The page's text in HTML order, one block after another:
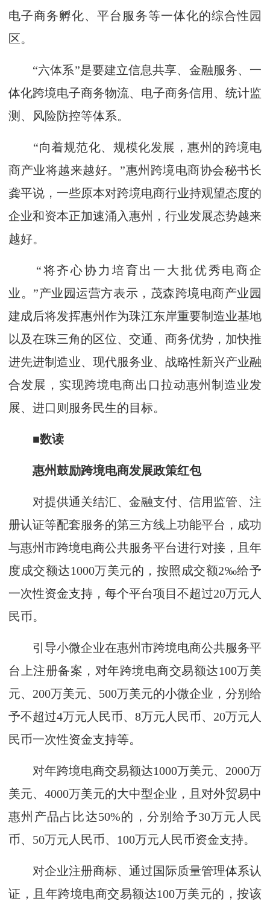
电子商务孵化、平台服务等一体化的综合性园
区。
“六体系”是要建立信息共享、金融服务、一
体化跨境电子商务物流、电子商务信用、统计监
测、风险防控等体系。
“向着规范化、规模化发展，惠州的跨境电
商产业将越来越好。”惠州跨境电商协会秘书长
龚平说，一些原本对跨境电商行业持观望态度的
企业和资本正加速涌入惠州，行业发展态势越来
越好。
“将齐心协力培育出一大批优秀电商企
业。”产业园运营方表示，茂森跨境电商产业园
建成后将发挥惠州作为珠江东岸重要制造业基地
以及在珠三角的区位、交通、商务优势，加快推
进先进制造业、现代服务业、战略性新兴产业融
合发展，实现跨境电商出口拉动惠州制造业发
展、进口则服务民生的目标。
■数读
惠州鼓励跨境电商发展政策红包
对提供通关结汇、金融支付、信用监管、注
册认证等配套服务的第三方线上功能平台，成功
与惠州市跨境电商公共服务平台进行对接，且年
度成交额达1000万美元的，按照成交额2‰给予
一次性资金支持，每个平台项目不超过20万元人
民币。
引导小微企业在惠州市跨境电商公共服务平
台上注册备案，对年跨境电商交易额达100万美
元、200万美元、500万美元的小微企业，分别给
予不超过4万元人民币、8万元人民币、20万元人
民币一次性资金支持等。
对年跨境电商交易额达1000万美元、2000万
美元、4000万美元的大中型企业，且对外贸易中
惠州产品占比达50%的，分别给予30万元人民
币、50万元人民币、100万元人民币资金支持。
对企业注册商标、通过国际质量管理体系认
证，且年跨境电商交易额达100万美元的，按该